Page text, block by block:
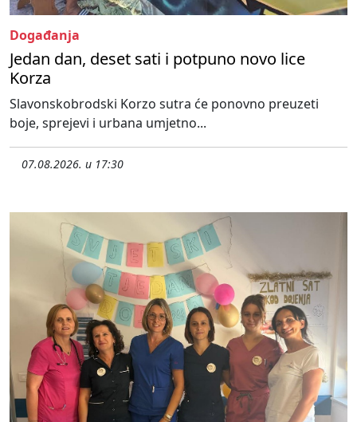
Događanja
Jedan dan, deset sati i potpuno novo lice
Korza
Slavonskobrodski Korzo sutra će ponovno preuzeti
boje, sprejevi i urbana umjetno...
07.08.2026. u 17:30